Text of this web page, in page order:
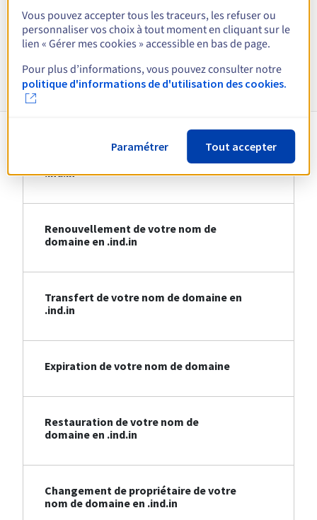
Voir toutes les extensions
Informations sur le .ind.in
Création de votre nom de domaine en
.ind.in
Renouvellement de votre nom de
domaine en .ind.in
Transfert de votre nom de domaine en
.ind.in
Expiration de votre nom de domaine
Restauration de votre nom de
domaine en .ind.in
Changement de propriétaire de votre
nom de domaine en .ind.in
Vous pouvez accepter tous les traceurs, les refuser ou
personnaliser vos choix à tout moment en cliquant sur le
lien « Gérer mes cookies » accessible en bas de page.
Pour plus d’informations, vous pouvez consulter notre
politique d'informations de d'utilisation des cookies.
Paramétrer Tout accepter